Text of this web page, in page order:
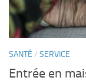
SANTÉ / SERVICE
Entrée en